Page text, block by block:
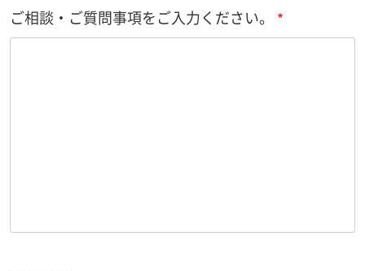
ご相談・ご質問事項をご入力ください。